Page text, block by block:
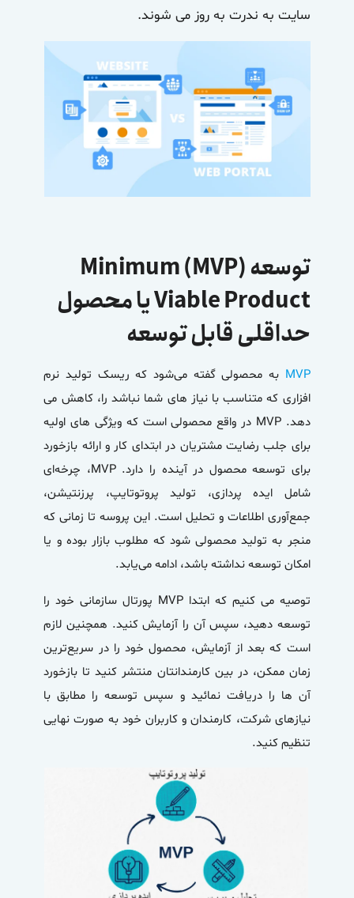
سایت به ندرت به روز می شوند.
توسعه (MVP) Minimum
Viable Product یا محصول
حداقلی قابل توسعه
MVP به محصولی گفته می‌شود که ریسک تولید نرم
افزاری که متناسب با نیاز های شما نباشد را، کاهش می
دهد. MVP در واقع محصولی است که ویژگی های اولیه
برای جلب رضایت مشتریان در ابتدای کار و ارائه بازخورد
برای توسعه محصول در آینده را دارد. MVP، چرخه‌ای
شامل ایده پردازی، تولید پروتوتایپ، پرزنتیشن،
جمع‌آوری اطلاعات و تحلیل است. این پروسه تا زمانی که
منجر به تولید محصولی شود که مطلوب بازار بوده و یا
امکان توسعه نداشته باشد، ادامه می‌یابد.
توصیه می کنیم که ابتدا MVP پورتال سازمانی خود را
توسعه دهید، سپس آن را آزمایش کنید. همچنین لازم
است که بعد از آزمایش، محصول خود را در سریع‌ترین
زمان ممکن، در بین کارمندانتان منتشر کنید تا بازخورد
آن ها را دریافت نمائید و سپس توسعه را مطابق با
نیازهای شرکت، کارمندان و کاربران خود به صورت نهایی
تنظیم کنید.